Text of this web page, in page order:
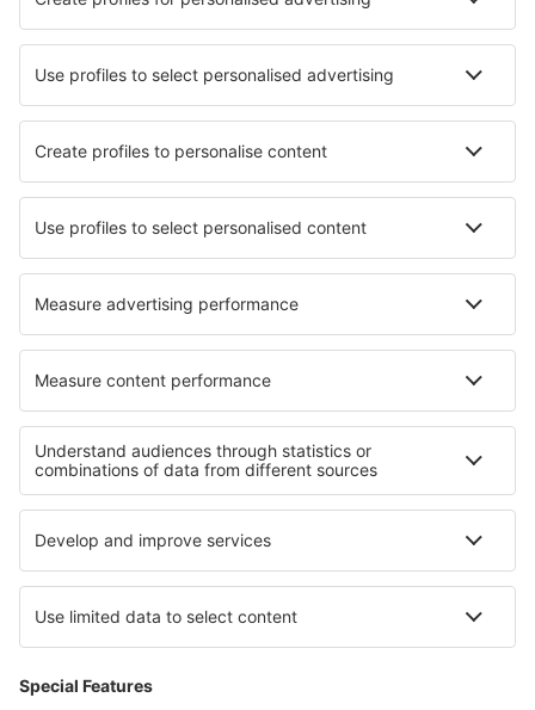
Hoteluri Gowarczów Hoteluri în Rodi
Hoteluri în The Villages Hoteluri în Englancourt
Hoteluri în St Christol Hoteluri în Feldschuhhorn
Hoteluri în Fort-Mahon-Plage Hoteluri în Champniers
Cele mai bune hoteluri - regiuni
Hoteluri în Southport Hoteluri ȋn Anglia
Hoteluri ȋn Irlanda de Nord
Hoteluri în Parcul Național Bieszczadzki
Hoteluri in Central Transdanubia Hoteluri în Davos Klosters
Hoteluri la Parcul Național Sequoia